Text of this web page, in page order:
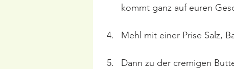
kommt ganz auf euren
Mehl mit einer Prise Salz,
Dann zu der cremigen